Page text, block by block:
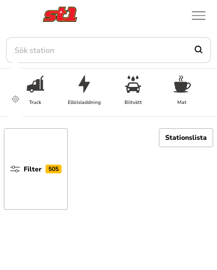
Sök station
Truck Elbilsladdning Biltvätt Mat
Stationslista
Filter 505